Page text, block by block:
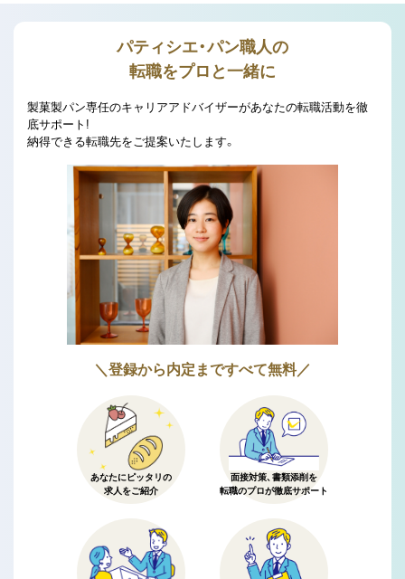
パティシエ・パン職人の
転職をプロと一緒に
製菓製パン専任のキャリアアドバイザーがあなたの転職活動を徹
底サポート!
納得できる転職先をご提案いたします。
＼登録から内定まですべて無料／
あなたにピッタリの
求人をご紹介
面接対策、書類添削を
転職のプロが徹底サポート